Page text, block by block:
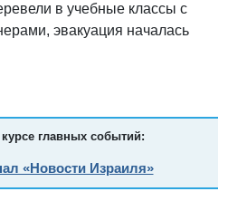
в учебные классы с
эвакуация началась
курсе главных событий:
«Новости Израиля»